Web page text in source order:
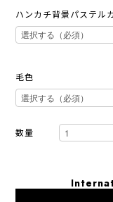
ハンカチ背景パステル
毛色
数量